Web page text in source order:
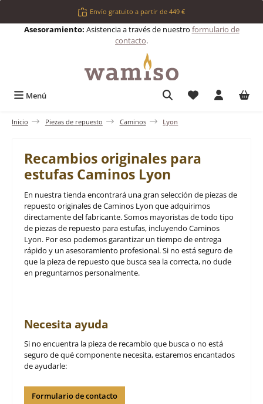
Saltar al contenido principalEnvío gratuito a partir de 449 €
Asesoramiento: Asistencia a través de nuestro formulario de
contacto.
Menú Tienes 0
Inicio Piezas de repuesto Caminos Lyon
Recambios originales para
estufas Caminos Lyon
En nuestra tienda encontrará una gran selección de piezas de
repuesto originales de Caminos Lyon que adquirimos
directamente del fabricante. Somos mayoristas de todo tipo
de piezas de repuesto para estufas, incluyendo Caminos
Lyon. Por eso podemos garantizar un tiempo de entrega
rápido y un asesoramiento profesional. Si no está seguro de
que la pieza de repuesto que busca sea la correcta, no dude
en preguntarnos personalmente.
Necesita ayuda
Si no encuentra la pieza de recambio que busca o no está
seguro de qué componente necesita, estaremos encantados
de ayudarle:
Formulario de contacto